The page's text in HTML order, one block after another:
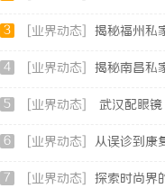
3 [业界动态] 揭秘福州私家侦
4 [业界动态] 揭秘南昌私家侦探行
5 [业界动态] 武汉配眼
6 [业界动态] 从误诊到康复：一位河
7 [业界动态] 探索时尚界的传奇品牌